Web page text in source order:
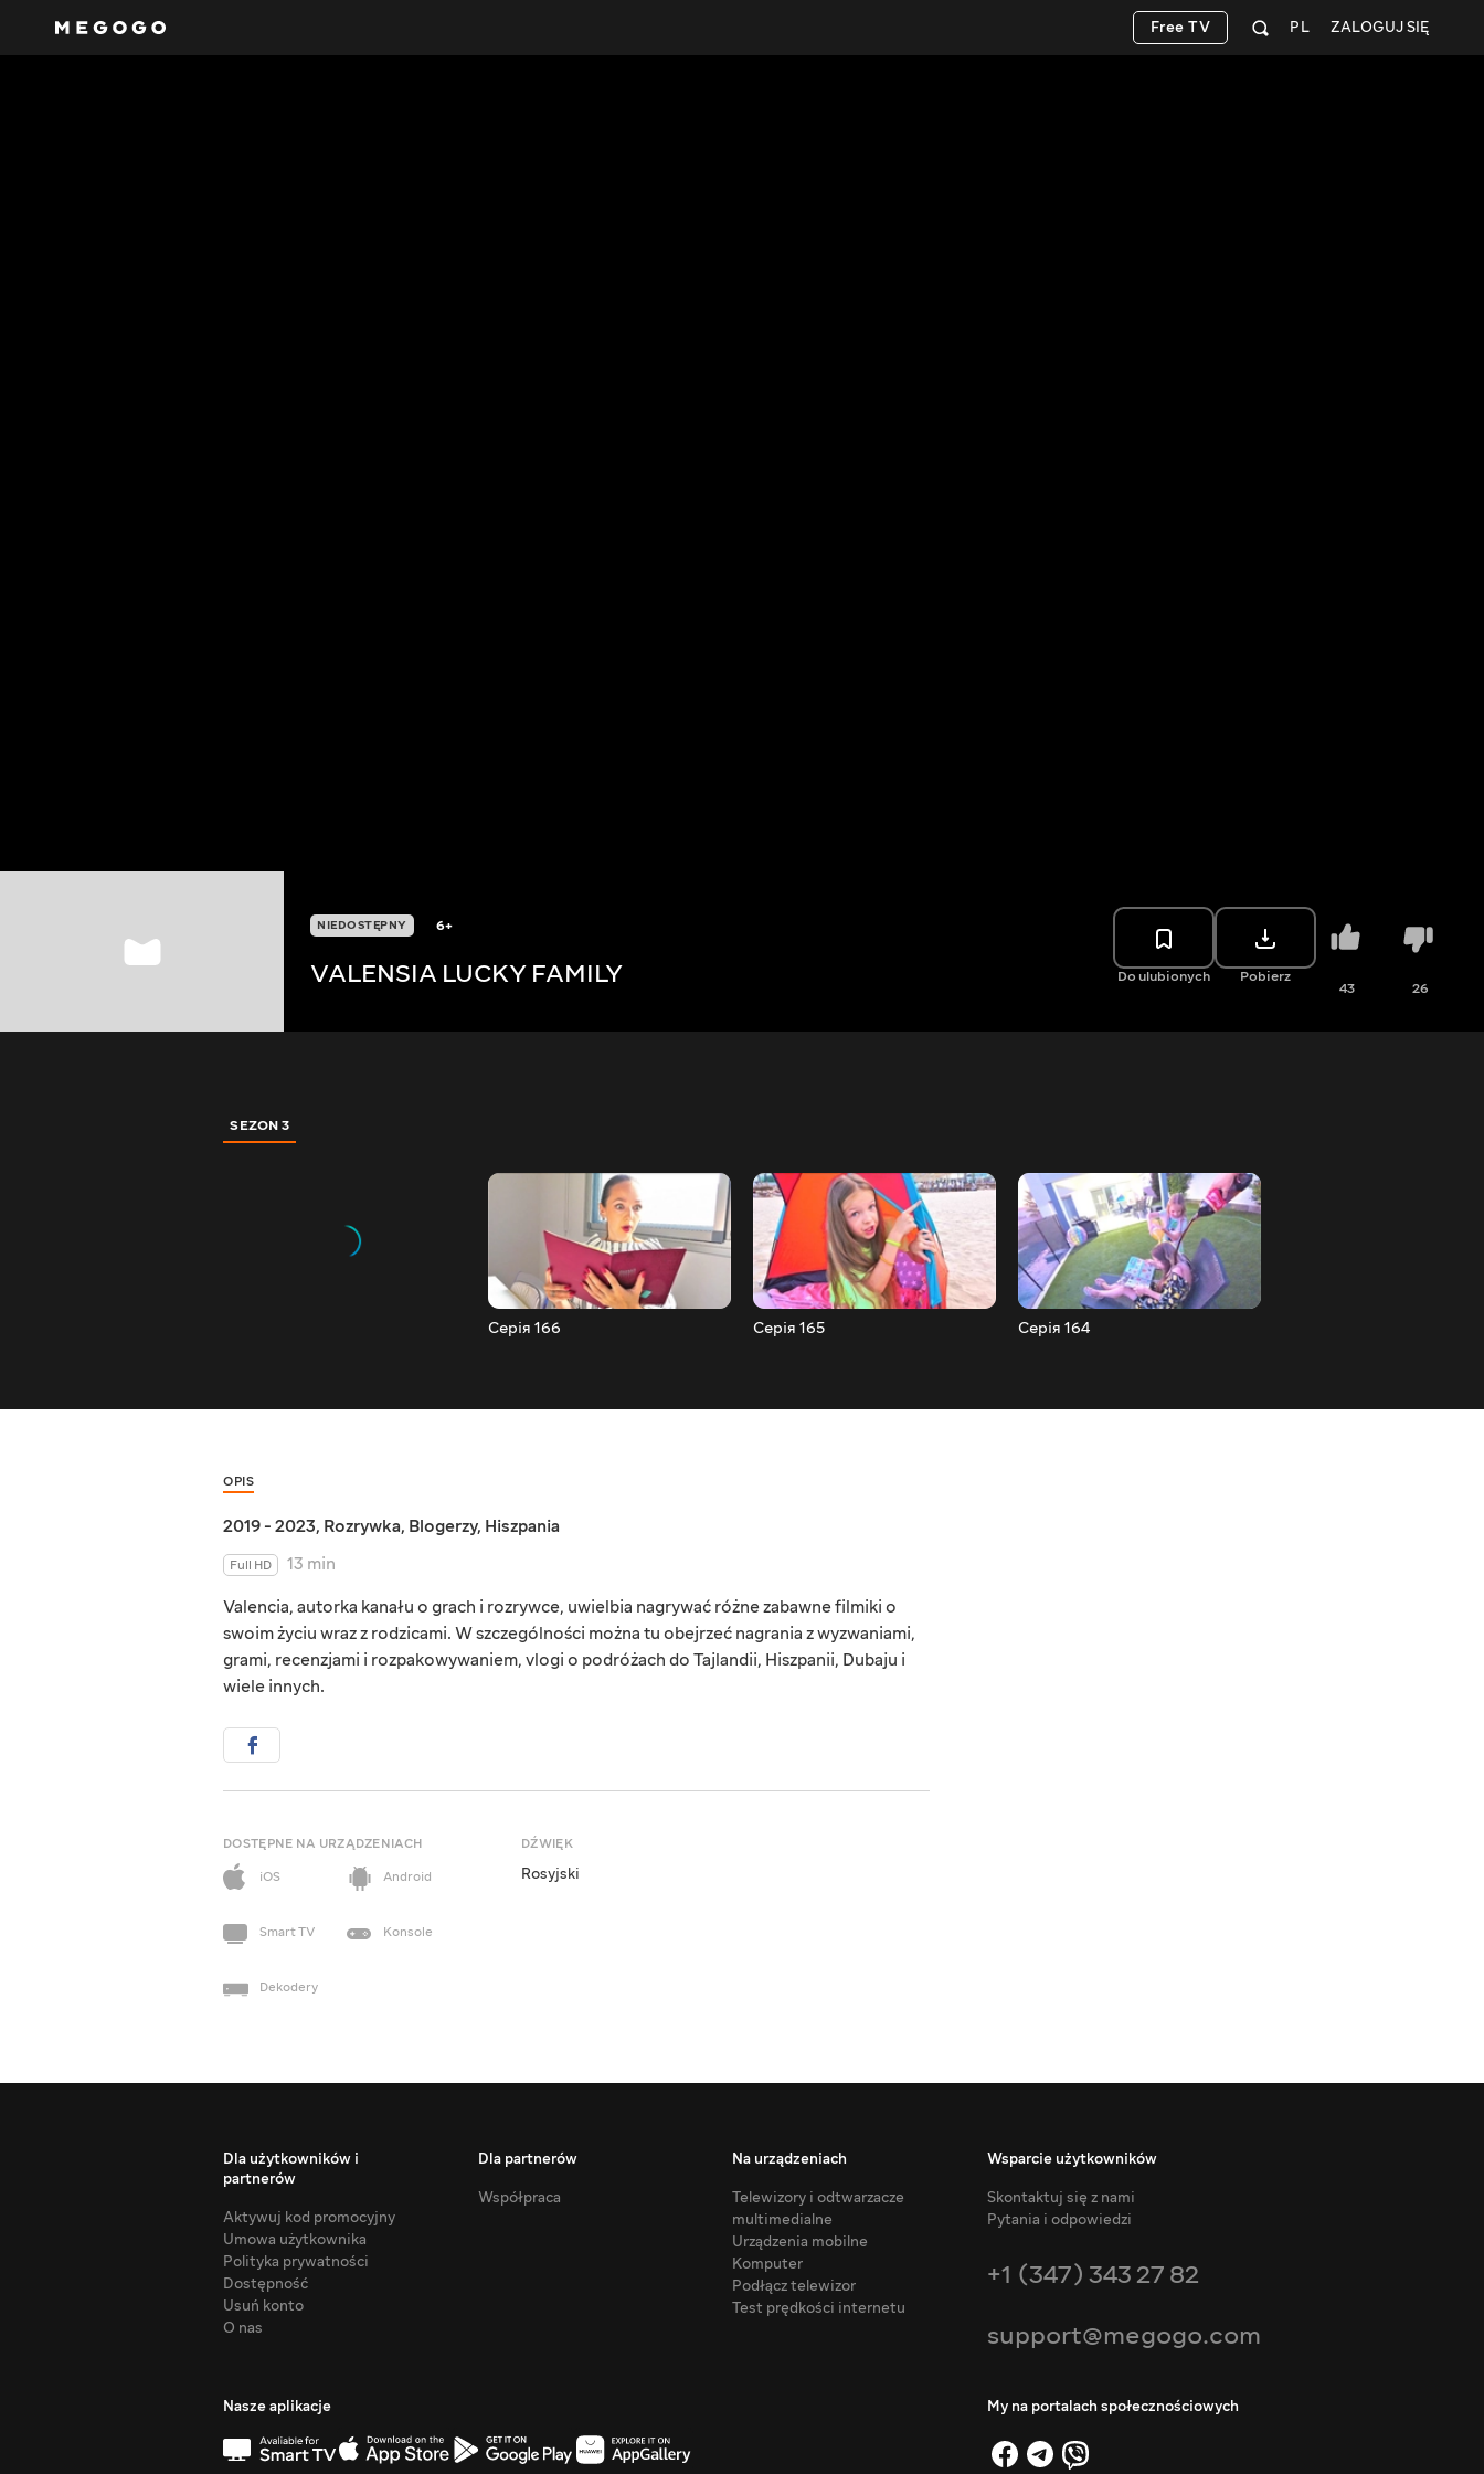
ZALOGUJ SIĘ
PL
Free TV
NIEDOSTĘPNY 6+
VALENSIA LUCKY FAMILY Do ulubionych Pobierz
43 26
SEZON 3
Серія 166 Серія 165 Серія 164
OPIS
2019 - 2023, Rozrywka, Blogerzy, Hiszpania
Full HD
13 min
Valencia, autorka kanału o grach i rozrywce, uwielbia nagrywać różne zabawne filmiki o
swoim życiu wraz z rodzicami. W szczególności można tu obejrzeć nagrania z wyzwaniami,
grami, recenzjami i rozpakowywaniem, vlogi o podróżach do Tajlandii, Hiszpanii, Dubaju i
wiele innych.
DOSTĘPNE NA URZĄDZENIACH
iOS
Android
Smart TV Konsole
Dekodery
DŹWIĘK
Rosyjski
Dla użytkowników i
partnerów
Aktywuj kod promocyjny
Umowa użytkownika
Polityka prywatności
Dostępność
Usuń konto
O nas
Dla partnerów
Współpraca
Na urządzeniach
Telewizory i odtwarzacze
multimedialne
Urządzenia mobilne
Komputer
Podłącz telewizor
Test prędkości internetu
Wsparcie użytkowników
Skontaktuj się z nami
Pytania i odpowiedzi
+1 (347) 343 27 82
support@megogo.com
Nasze aplikacje My na portalach społecznościowych